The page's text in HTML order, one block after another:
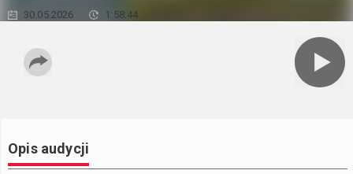
30.05.2026 1:58:44
Opis audycji